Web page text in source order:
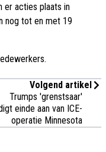
er acties plaats in
nog tot en met 19
Volgend artikel
Trumps 'grenstsaar'
einde aan van ICE-
operatie Minnesota